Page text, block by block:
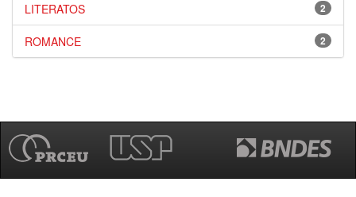
2
LITERATOS
2
ROMANCE